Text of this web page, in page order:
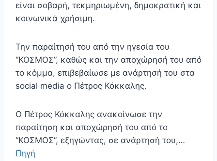
είναι σοβαρή, τεκμηριωμένη, δημοκρατική και
κοινωνικά χρήσιμη.
Την παραίτησή του από την ηγεσία του
“ΚΟΣΜΟΣ”, καθώς και την αποχώρησή του από
το κόμμα, επιβεβαίωσε με ανάρτησή του στα
social media ο Πέτρος Κόκκαλης.
Ο Πέτρος Κόκκαλης ανακοίνωσε την
παραίτηση και αποχώρησή του από το
“ΚΟΣΜΟΣ”, εξηγώντας, σε ανάρτησή του,…
Πηγή